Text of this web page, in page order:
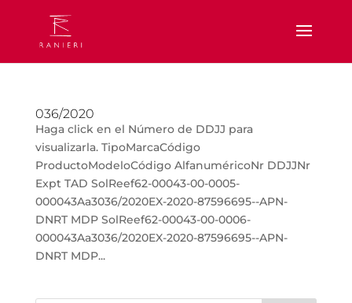
036/2020
Haga click en el Número de DDJJ para
visualizarla. TipoMarcaCódigo
ProductoModeloCódigo AlfanuméricoNr DDJJNr
Expt TAD SolReef62-00043-00-0005-
000043Aa3036/2020EX-2020-87596695--APN-
DNRT MDP SolReef62-00043-00-0006-
000043Aa3036/2020EX-2020-87596695--APN-
DNRT MDP...